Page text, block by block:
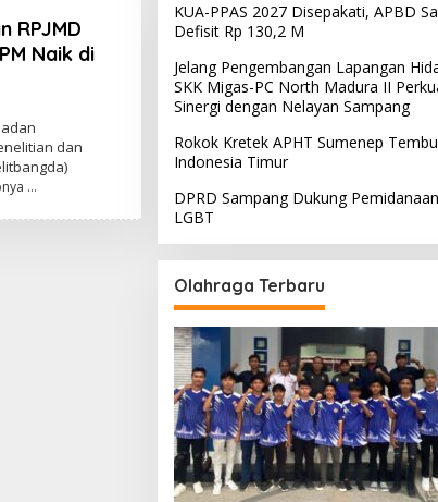
RPJMD
Naik di
dan
KUA-PPAS 2027 Disepakati, APBD
Defisit Rp 130,2 M
Jelang Pengembangan Lapangan
SKK Migas-PC North Madura II
Sinergi dengan Nelayan Sampang
Rokok Kretek APHT Sumenep
Indonesia Timur
DPRD Sampang Dukung
LGBT
Olahraga Terbaru